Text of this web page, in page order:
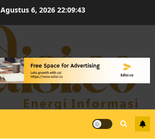
Agustus 6, 2026 22:09:44